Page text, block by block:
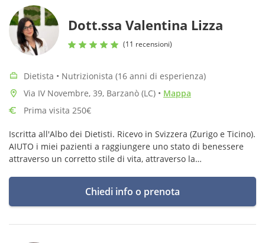
Dott.ssa Valentina Lizza
(11 recensioni)
Dietista • Nutrizionista (16 anni di esperienza)
Via IV Novembre, 39, Barzanò (LC) • Mappa
Prima visita 250€
Iscritta all'Albo dei Dietisti. Ricevo in Svizzera (Zurigo e Ticino).
AIUTO i miei pazienti a raggiungere uno stato di benessere
attraverso un corretto stile di vita, attraverso la
Chiedi info o prenota